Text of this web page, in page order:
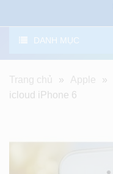
DANH MỤC
Trang chủ » Apple »
icloud iPhone 6